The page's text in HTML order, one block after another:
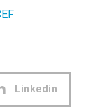
Linkedin